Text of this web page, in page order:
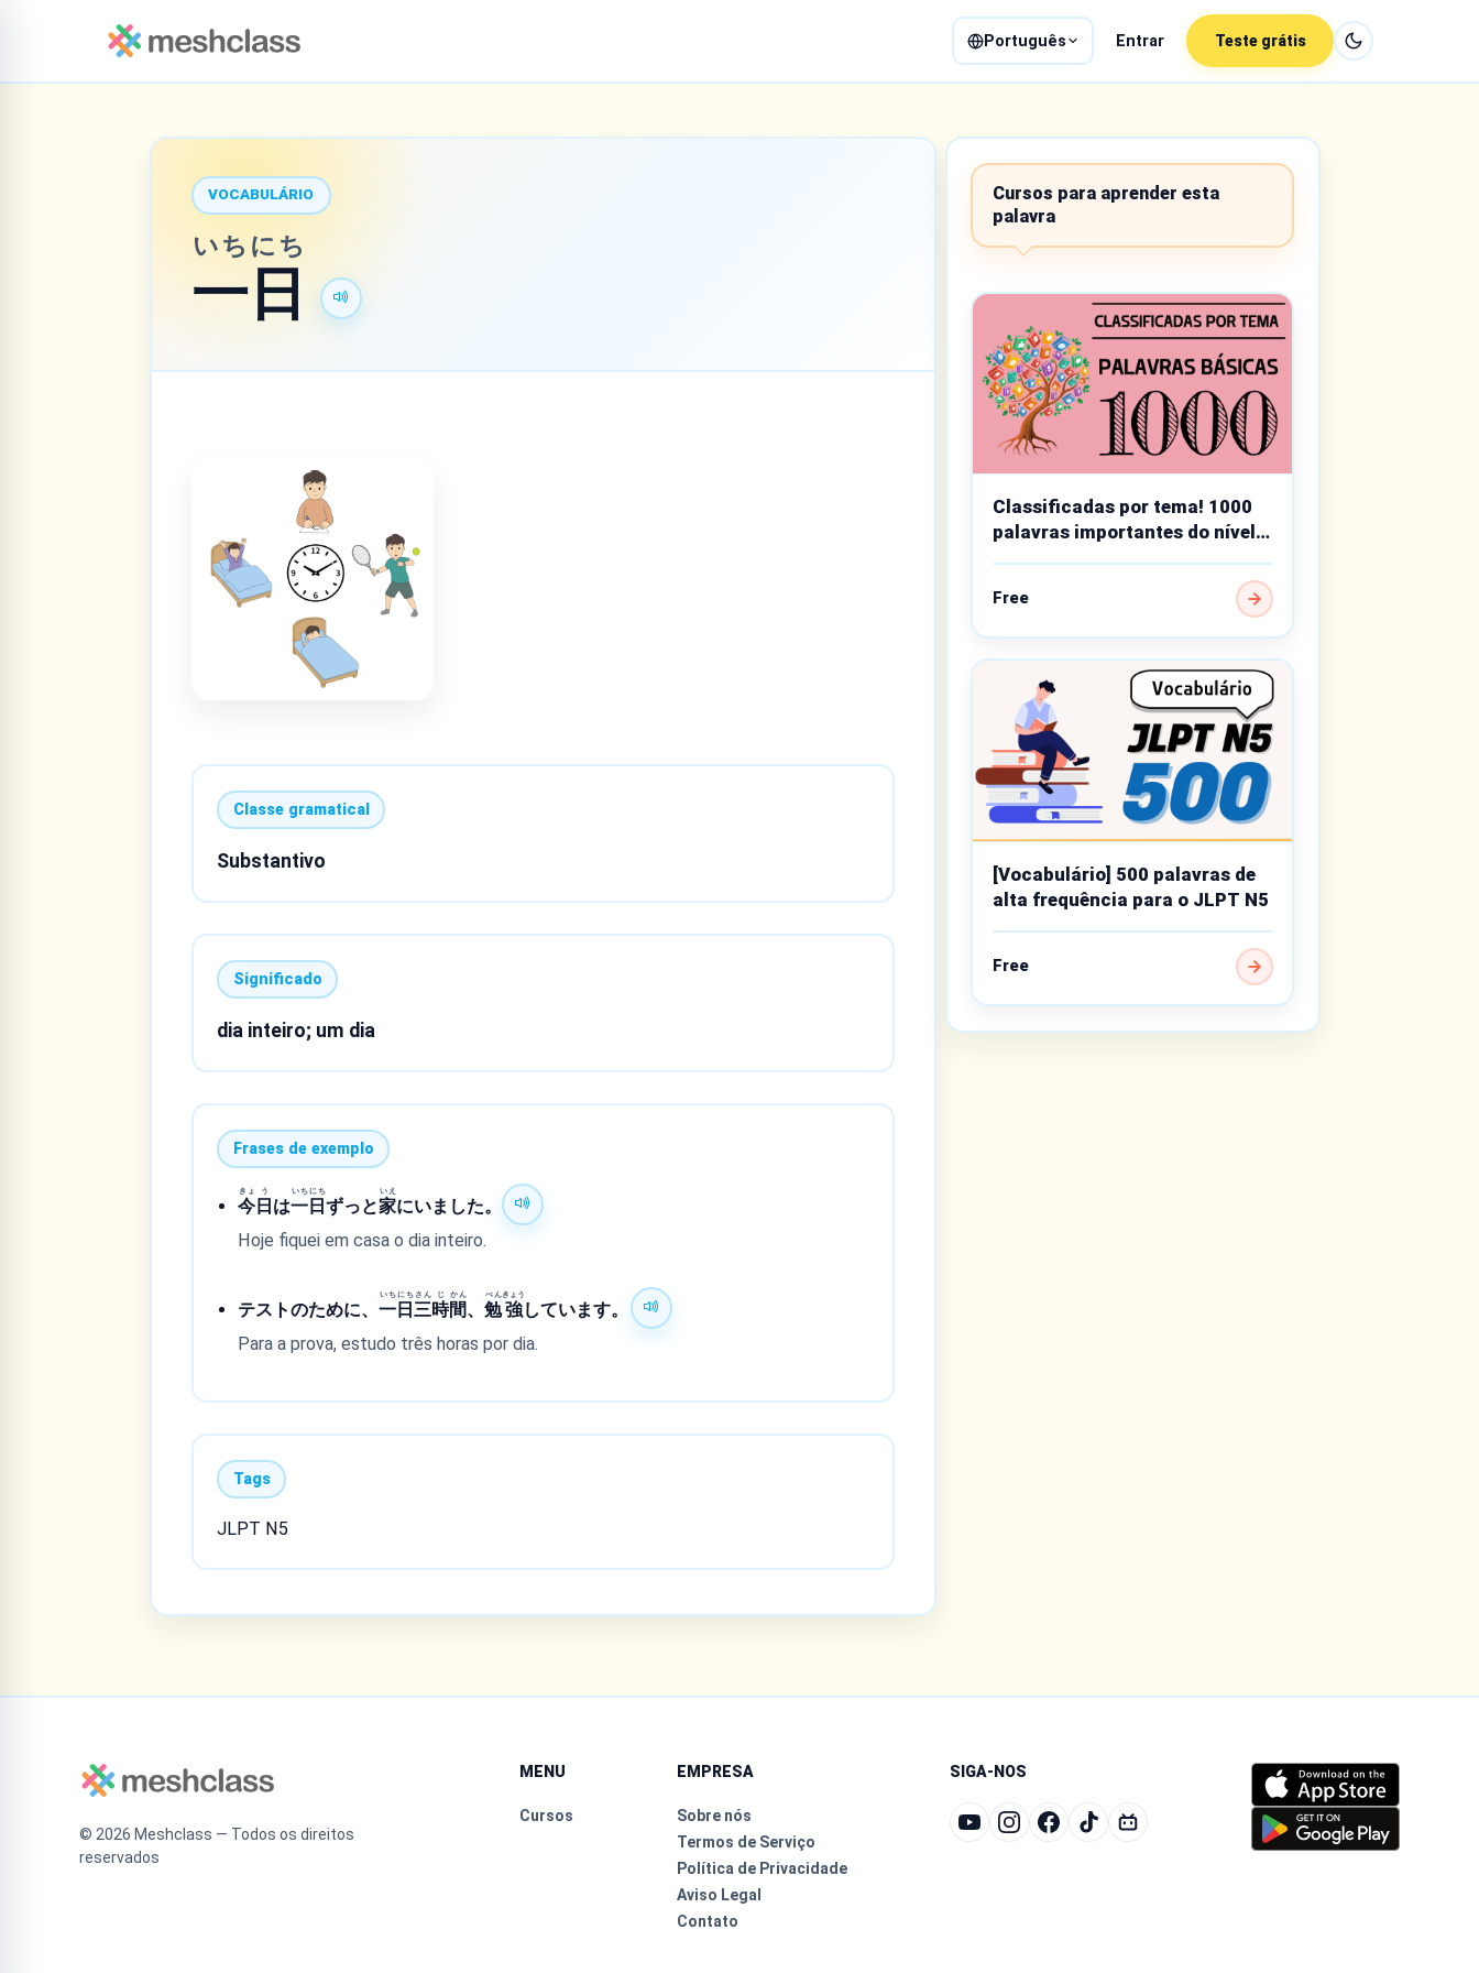
Português Entrar Teste grátis
VOCABULÁRIO
一
いち
日
にち
Classe gramatical
Substantivo
Significado
dia inteiro; um dia
Frases de exemplo
今
きょ
日
う
は一
いち
日
にち
ずっと家
いえ
にいました。
Hoje fiquei em casa o dia inteiro.
テストのために、一
いち
日
にち
三
さん
時
じ
間
かん
、勉
べん
強
きょう
しています。
Para a prova, estudo três horas por dia.
Tags
JLPT N5
Cursos para aprender esta
palavra
Classificadas por tema! 1000
palavras importantes do nível
básico
Free
[Vocabulário] 500 palavras de
alta frequência para o JLPT N5
Free
© 2026 Meshclass — Todos os direitos
reservados
MENU
Cursos
EMPRESA
Sobre nós
Termos de Serviço
Política de Privacidade
Aviso Legal
Contato
SIGA-NOS